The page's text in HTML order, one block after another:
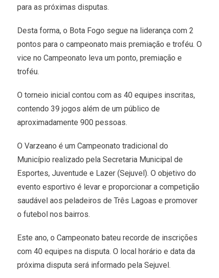
para as próximas disputas.
Desta forma, o Bota Fogo segue na liderança com 2
pontos para o campeonato mais premiação e troféu. O
vice no Campeonato leva um ponto, premiação e
troféu.
O torneio inicial contou com as 40 equipes inscritas,
contendo 39 jogos além de um público de
aproximadamente 900 pessoas.
O Varzeano é um Campeonato tradicional do
Município realizado pela Secretaria Municipal de
Esportes, Juventude e Lazer (Sejuvel). O objetivo do
evento esportivo é levar e proporcionar a competição
saudável aos peladeiros de Três Lagoas e promover
o futebol nos bairros.
Este ano, o Campeonato bateu recorde de inscrições
com 40 equipes na disputa. O local horário e data da
próxima disputa será informado pela Sejuvel.